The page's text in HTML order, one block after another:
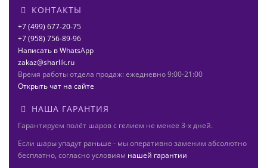
КОНТАКТЫ
+7 (499) 677-20-75
+7 (958) 756-89-96
Написать в WhatsApp
zakaz@sharlik.ru
Время работы отдела продаж: ежедневно 9:00-21:00
Открыть чат на сайте
НАША ГАРАНТИЯ
Гарантируем полёт шаров с гелием не менее 3-х дней.
Если шары упадут раньше - мы оперативно заменим абсолютно
бесплатно, согласно условиям нашей гарантии